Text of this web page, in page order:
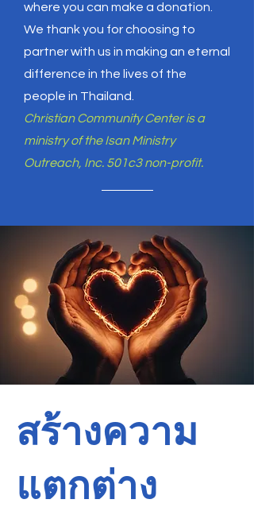
where you can make a donation.
We thank you for choosing to
partner with us in making an eternal
difference in the lives of the
people in Thailand.
Christian Community Center is a
ministry of the Isan Ministry
Outreach, Inc. 501c3 non-profit.
สร้างความ
แตกต่าง